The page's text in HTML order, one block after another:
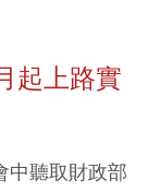
起上路實
中聽取財政部